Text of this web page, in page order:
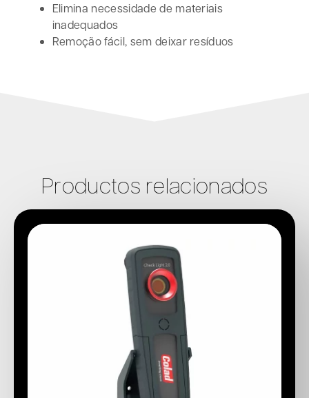
Elimina necessidade de materiais
inadequados
Remoção fácil, sem deixar resíduos
Productos relacionados